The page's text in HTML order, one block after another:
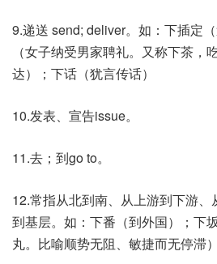
9.递送 send; deliver。如：下插定
（女子纳受男家聘礼。又称下茶，
达）；下话（犹言传话）
10.发表、宣告issue。
11.去；到go to。
12.常指从北到南、从上游到下游
到基层。如：下番（到外国）；下
丸。比喻顺势无阻、敏捷而无停滞）